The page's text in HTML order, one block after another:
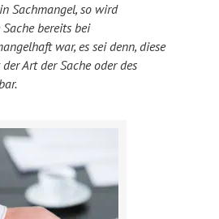
Sachmangel, so wird
bereits bei
war, es sei denn, diese
Art der Sache oder des